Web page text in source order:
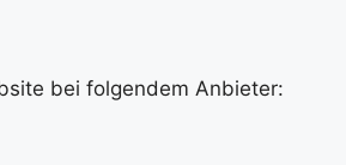
bei folgendem Anbieter: